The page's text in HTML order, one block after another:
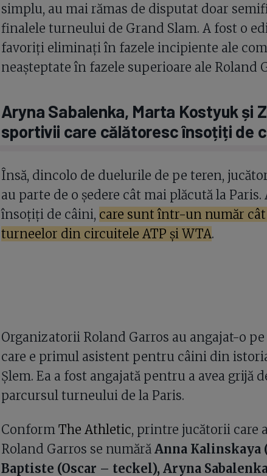
simplu, au mai rămas de disputat doar
finalele turneului de Grand Slam. A fost o
favoriți eliminați în fazele incipiente ale
neașteptate în fazele superioare ale Roland
Aryna Sabalenka, Marta Kostyuk și
sportivii care călătoresc însoțiți de
Însă, dincolo de duelurile de pe teren,
au parte de o ședere cât mai plăcută la
însoțiți de câini, care sunt într-un număr
turneelor din circuitele ATP și WTA.
Organizatorii Roland Garros au angajat-o
care e primul asistent pentru câini din
Șlem. Ea a fost angajată pentru a avea grijă
parcursul turneului de la Paris.
Conform The Athletic, printre jucătorii care
Roland Garros se numără Anna
Baptiste (Oscar – teckel), Aryna